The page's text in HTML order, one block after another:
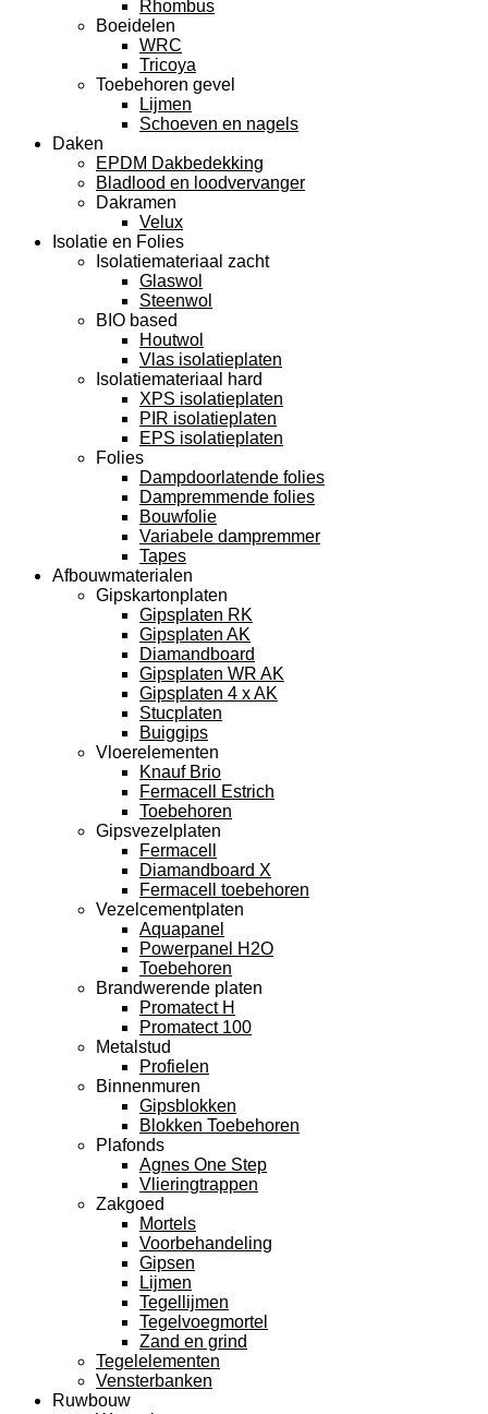
Rhombus
Boeidelen
WRC
Tricoya
Toebehoren gevel
Lijmen
Schoeven en nagels
Daken
EPDM Dakbedekking
Bladlood en loodvervanger
Dakramen
Velux
Isolatie en Folies
Isolatiemateriaal zacht
Glaswol
Steenwol
BIO based
Houtwol
Vlas isolatieplaten
Isolatiemateriaal hard
XPS isolatieplaten
PIR isolatieplaten
EPS isolatieplaten
Folies
Dampdoorlatende folies
Dampremmende folies
Bouwfolie
Variabele dampremmer
Tapes
Afbouwmaterialen
Gipskartonplaten
Gipsplaten RK
Gipsplaten AK
Diamandboard
Gipsplaten WR AK
Gipsplaten 4 x AK
Stucplaten
Buiggips
Vloerelementen
Knauf Brio
Fermacell Estrich
Toebehoren
Gipsvezelplaten
Fermacell
Diamandboard X
Fermacell toebehoren
Vezelcementplaten
Aquapanel
Powerpanel H2O
Toebehoren
Brandwerende platen
Promatect H
Promatect 100
Metalstud
Profielen
Binnenmuren
Gipsblokken
Blokken Toebehoren
Plafonds
Agnes One Step
Vlieringtrappen
Zakgoed
Mortels
Voorbehandeling
Gipsen
Lijmen
Tegellijmen
Tegelvoegmortel
Zand en grind
Tegelelementen
Vensterbanken
Ruwbouw